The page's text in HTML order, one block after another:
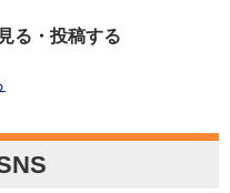
る・投稿する